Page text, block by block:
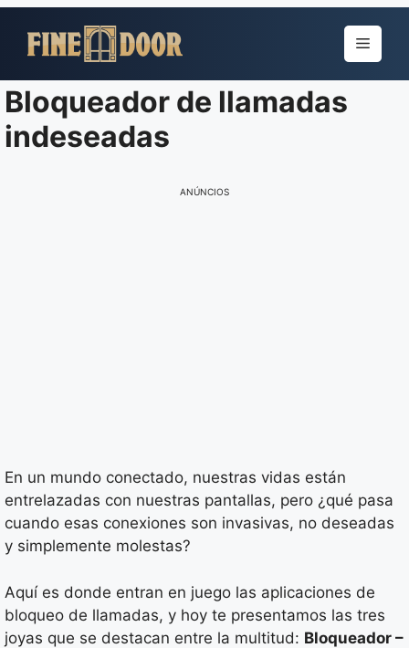
para
conteúdo
Menu
Bloqueador de llamadas
indeseadas
ANÚNCIOS
En un mundo conectado, nuestras vidas están
entrelazadas con nuestras pantallas, pero ¿qué pasa
cuando esas conexiones son invasivas, no deseadas
y simplemente molestas?
Aquí es donde entran en juego las aplicaciones de
bloqueo de llamadas, y hoy te presentamos las tres
joyas que se destacan entre la multitud: Bloqueador –